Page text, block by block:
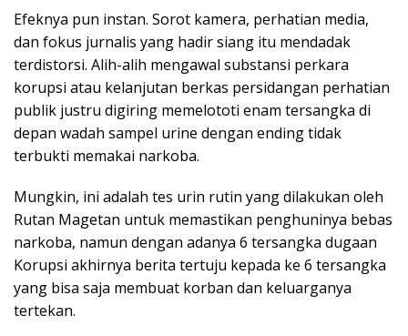
Efeknya pun instan. Sorot kamera, perhatian media,
dan fokus jurnalis yang hadir siang itu mendadak
terdistorsi. Alih-alih mengawal substansi perkara
korupsi atau kelanjutan berkas persidangan perhatian
publik justru digiring memelototi enam tersangka di
depan wadah sampel urine dengan ending tidak
terbukti memakai narkoba.
Mungkin, ini adalah tes urin rutin yang dilakukan oleh
Rutan Magetan untuk memastikan penghuninya bebas
narkoba, namun dengan adanya 6 tersangka dugaan
Korupsi akhirnya berita tertuju kepada ke 6 tersangka
yang bisa saja membuat korban dan keluarganya
tertekan.